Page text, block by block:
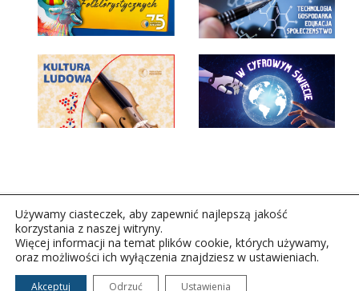
Copyright © 2026Polskie Radio Rzeszów S.A. w likwidacj.
Wszelkie prawa zastrzeżone.
Używamy ciasteczek, aby zapewnić najlepszą jakość
korzystania z naszej witryny.
Więcej informacji na temat plików cookie, których używamy,
oraz możliwości ich wyłączenia znajdziesz w ustawieniach.
Akceptuj Odrzuć Ustawienia